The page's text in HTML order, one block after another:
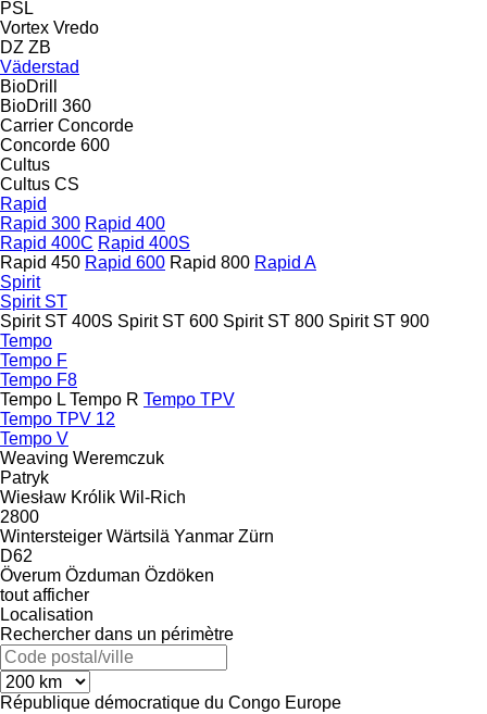
PSL
Vortex Vredo
DZ ZB
Väderstad
BioDrill
BioDrill 360
Carrier Concorde
Concorde 600
Cultus
Cultus CS
Rapid
Rapid 300 Rapid 400
Rapid 400C Rapid 400S
Rapid 450 Rapid 600 Rapid 800 Rapid A
Spirit
Spirit ST
Spirit ST 400S Spirit ST 600 Spirit ST 800 Spirit ST 900
Tempo
Tempo F
Tempo F8
Tempo L Tempo R Tempo TPV
Tempo TPV 12
Tempo V
Weaving Weremczuk
Patryk
Wiesław Królik Wil-Rich
2800
Wintersteiger Wärtsilä Yanmar Zürn
D62
Överum Özduman Özdöken
tout afficher
Localisation
Rechercher dans un périmètre
République démocratique du Congo Europe